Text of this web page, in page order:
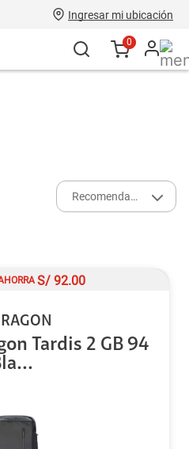
Ingresar mi ubicación
0
Recomendados
S/ 92.00
Tardis 2 GB 94